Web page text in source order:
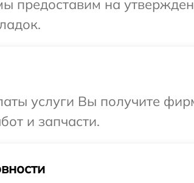
предоставим на
услуги Вы получите
и запчасти.